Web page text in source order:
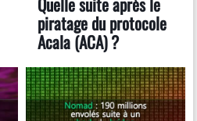
piratage du protocole
Acala (ACA) ?